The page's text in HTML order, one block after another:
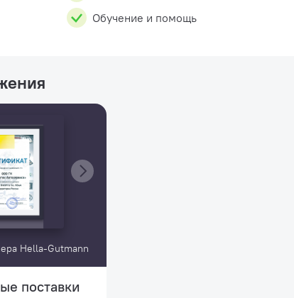
Обучение и помощь
Hella-Gutmann
поставки